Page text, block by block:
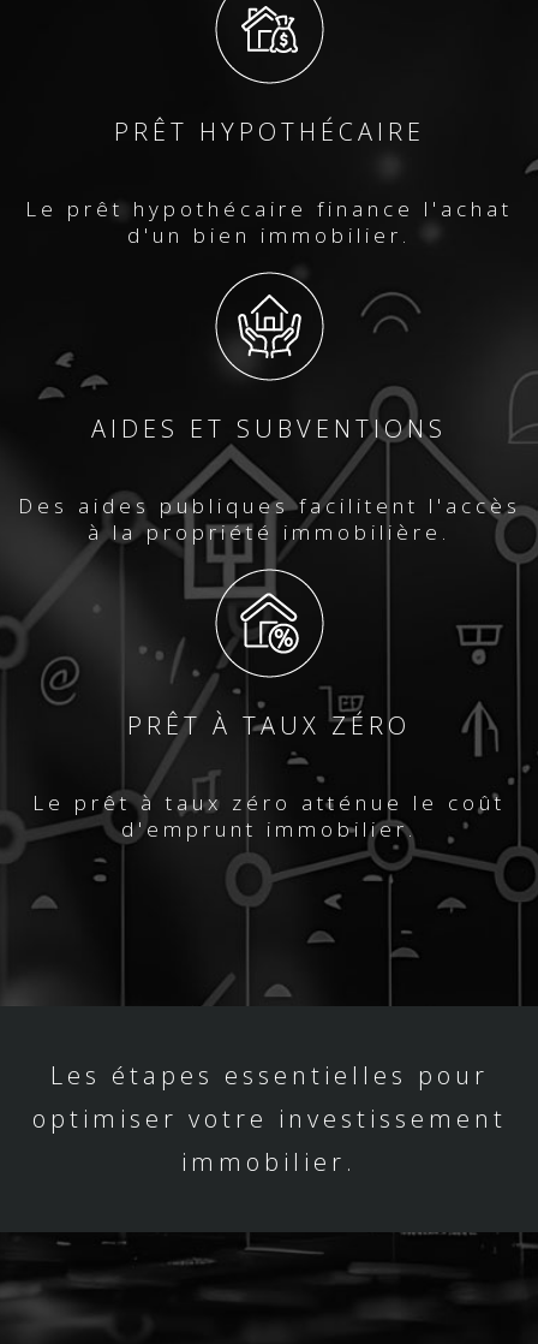
PRÊT HYPOTHÉCAIRE
Le prêt hypothécaire finance l'achat
d'un bien immobilier.
AIDES ET SUBVENTIONS
Des aides publiques facilitent l'accès
à la propriété immobilière.
PRÊT À TAUX ZÉRO
Le prêt à taux zéro atténue le coût
d'emprunt immobilier.
Les étapes essentielles pour
optimiser votre investissement
immobilier.